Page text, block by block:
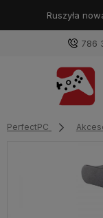
Ruszyła
786
PerfectPC